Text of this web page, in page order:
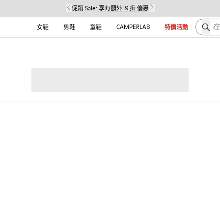
促銷 Sale: 享有額外 ９折 優惠
女鞋 男鞋 童鞋 CAMPERLAB 特價活動 在这